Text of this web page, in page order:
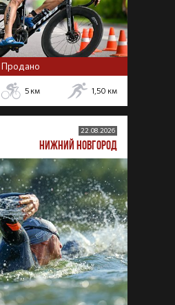
Продано
5 км 1,50 км
22.08.2026
НИЖНИЙ НОВГОРОД